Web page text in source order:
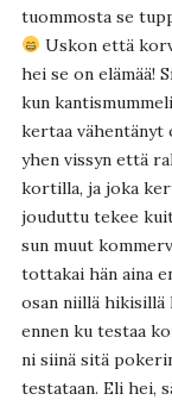
tuommosta se
Uskon että
hei se on elämää!
kun
kertaa vähentänyt
yhen vissyn että
kortilla, ja joka
jouduttu tekee
sun muut
tottakai hän aina
osan niillä
ennen ku testaa
ni siinä sitä
testataan. Eli hei,